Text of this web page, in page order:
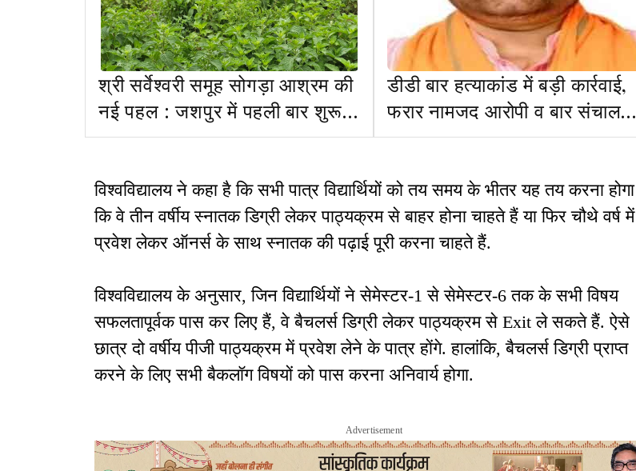
श्री सर्वेश्वरी समूह सोगड़ा आश्रम की
नई पहल : जशपुर में पहली बार शुरू
हुई पिपरमिंट की खेती
डीडी बार हत्याकांड में बड़ी कार्रवाई,
फरार नामजद आरोपी व बार संचालक
नीरज सिंह राजस्थान से गिरफ्तार
विश्वविद्यालय ने कहा है कि सभी पात्र विद्यार्थियों को तय समय के भीतर यह तय करना होगा
कि वे तीन वर्षीय स्नातक डिग्री लेकर पाठ्यक्रम से बाहर होना चाहते हैं या फिर चौथे वर्ष में
प्रवेश लेकर ऑनर्स के साथ स्नातक की पढ़ाई पूरी करना चाहते हैं.
विश्वविद्यालय के अनुसार, जिन विद्यार्थियों ने सेमेस्टर-1 से सेमेस्टर-6 तक के सभी विषय
सफलतापूर्वक पास कर लिए हैं, वे बैचलर्स डिग्री लेकर पाठ्यक्रम से Exit ले सकते हैं. ऐसे
छात्र दो वर्षीय पीजी पाठ्यक्रम में प्रवेश लेने के पात्र होंगे. हालांकि, बैचलर्स डिग्री प्राप्त
करने के लिए सभी बैकलॉग विषयों को पास करना अनिवार्य होगा.
Advertisement